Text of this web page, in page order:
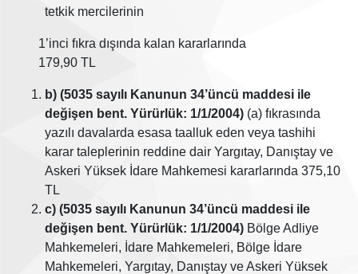
tetkik mercilerinin
1’inci fıkra dışında kalan kararlarında
179,90 TL
b) (5035 sayılı Kanunun 34’üncü maddesi ile
değişen bent. Yürürlük: 1/1/2004) (a) fıkrasında
yazılı davalarda esasa taalluk eden veya tashihi
karar taleplerinin reddine dair Yargıtay, Danıştay ve
Askeri Yüksek İdare Mahkemesi kararlarında 375,10
TL
c) (5035 sayılı Kanunun 34’üncü maddesi ile
değişen bent. Yürürlük: 1/1/2004) Bölge Adliye
Mahkemeleri, İdare Mahkemeleri, Bölge İdare
Mahkemeleri, Yargıtay, Danıştay ve Askeri Yüksek